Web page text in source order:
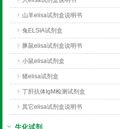
山羊elisa试剂盒说明书
兔ELSIA试剂盒
豚鼠elisa试剂盒说明书
小鼠elisa试剂盒
猪elisa试剂盒
丁肝抗体IgM检测试剂盒
其它elisa试剂盒说明书
生化试剂